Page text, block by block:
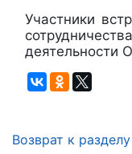
Участники
деятельности
Возврат к разделу